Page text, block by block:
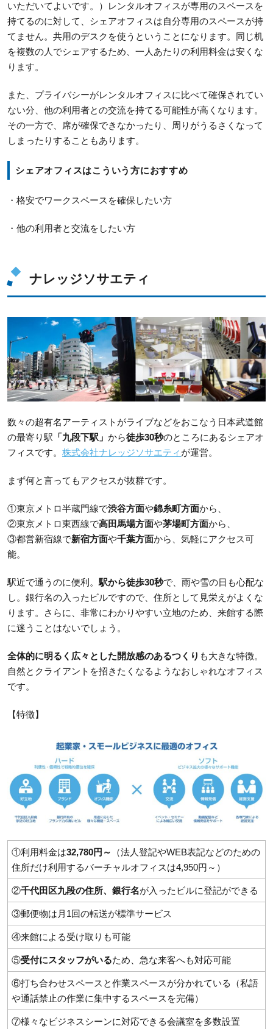
いただいてよいです。）レンタルオフィスが専用のスペースを
持てるのに対して、シェアオフィスは自分専用のスペースが持
てません。共用のデスクを使うということになります。同じ机
を複数の人でシェアするため、一人あたりの利用料金は安くな
ります。
また、プライバシーがレンタルオフィスに比べて確保されてい
ない分、他の利用者との交流を持てる可能性が高くなります。
その一方で、席が確保できなかったり、周りがうるさくなって
しまったりすることもあります。
シェアオフィスはこういう方におすすめ
・格安でワークスペースを確保したい方
・他の利用者と交流をしたい方
ナレッジソサエティ
数々の超有名アーティストがライブなどをおこなう日本武道館
の最寄り駅 「九段下駅」 から徒歩30秒のところにあるシェアオ
フィスです。 株式会社ナレッジソサエティ が運営。
まず何と言ってもアクセスが抜群です。
①東京メトロ半蔵門線で渋谷方面や錦糸町方面から、
②東京メトロ東西線で高田馬場方面や茅場町方面から、
③都営新宿線で新宿方面や千葉方面から、気軽にアクセス可
能。
駅近で通うのに便利。 駅から徒歩30秒で、雨や雪の日も心配な
し。銀行名の入ったビルですので、住所として見栄えがよくな
ります。さらに、非常にわかりやすい立地のため、来館する際
に迷うことはないでしょう。
全体的に明るく広々とした開放感のあるつくり も大きな特徴。
自然とクライアントを招きたくなるようなおしゃれなオフィス
です。
【特徴】
①利用料金は32,780円～
（法人登記やWEB表記などのための
住所だけ利用するバーチャルオフィスは4,950円～）
②千代田区九段の住所、銀行名が入ったビルに登記ができる
③郵便物は月1回の転送が標準サービス
④来館による受け取りも可能
⑤受付にスタッフがいるため、急な来客へも対応可能
⑥打ち合わせスペースと作業スペースが分かれている（私語
や通話禁止の作業に集中するスペースを完備）
⑦様々なビジネスシーンに対応できる会議室を多数設置